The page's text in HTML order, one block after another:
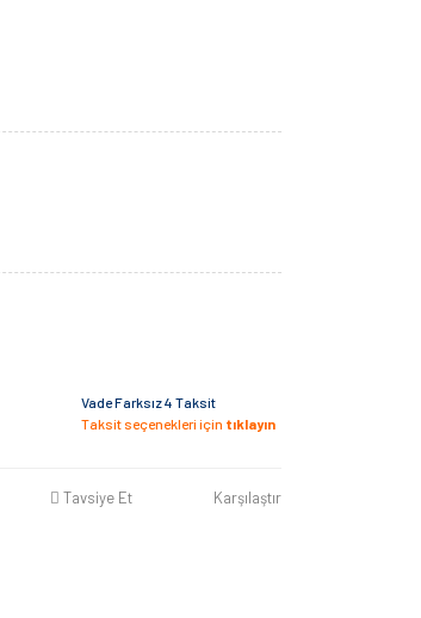
Vade Farksız 4 Taksit
Taksit seçenekleri için tıklayın
Tavsiye Et Karşılaştır